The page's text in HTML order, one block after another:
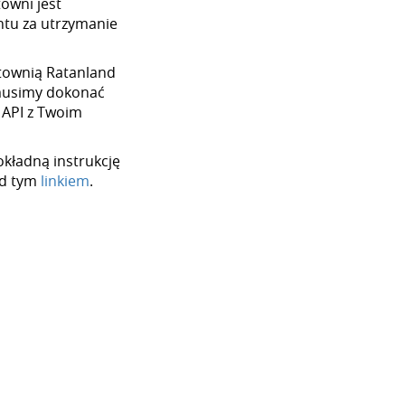
za utrzymanie
Ratanland
dokonać
z Twoim
instrukcję
tym linkiem.